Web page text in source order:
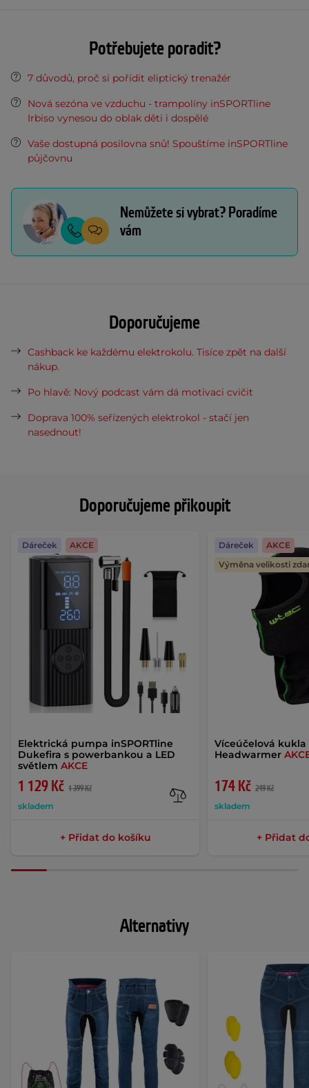
Doporučujeme přikoupit
Elektrická pumpa inSPORTline
Dukefira s powerbankou a LED
světlem AKCE
1 129 Kč 1 399 Kč
skladem
Dáreček AKCE
+ Přidat do košíku
Víceúčelová kukla
Headwarmer
174 Kč 249 Kč
skladem
Dáreček
AKCE
Výměna velikosti
+ Přidat
Potřebujete poradit?
7 důvodů, proč si pořídit eliptický trenažér
Nová sezóna ve vzduchu - trampolíny inSPORTline
Irbiso vynesou do oblak děti i dospělé
Vaše dostupná posilovna snů! Spouštíme inSPORTline
půjčovnu
Nemůžete si vybrat? Poradíme
vám
Doporučujeme
Cashback ke každému elektrokolu. Tisíce zpět na další
nákup.
Po hlavě: Nový podcast vám dá motivaci cvičit
Doprava 100% seřízených elektrokol - stačí jen
nasednout!
Alternativy